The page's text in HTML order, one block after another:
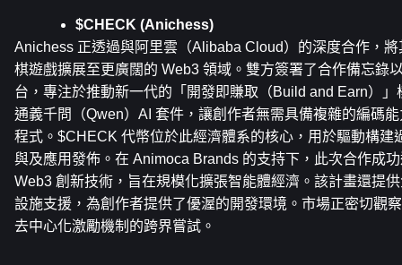
$CHECK (Anichess)
Anichess 正透過與阿里雲（Alibaba Cloud）的深度合作，
棋遊戲擴展至更廣闊的 Web3 領域。雙方簽署了合作備忘錄
台，專注於推動新一代的「開發即賺取（Build and Earn）
通義千問（Qwen）AI 套件，讓創作者無需具備複雜的編碼
程式。$CHECK 代幣位於此經濟體系的核心，用於驅動構建
與及應用發佈。在 Animoca Brands 的支持下，此次合作成
Web3 創新技術，旨在規模化擴張智能體經濟。該計畫還提
設施支援，為創作者提供了優渥的開發環境。市場正密切觀
去中心化激勵機制的跨界嘗試。